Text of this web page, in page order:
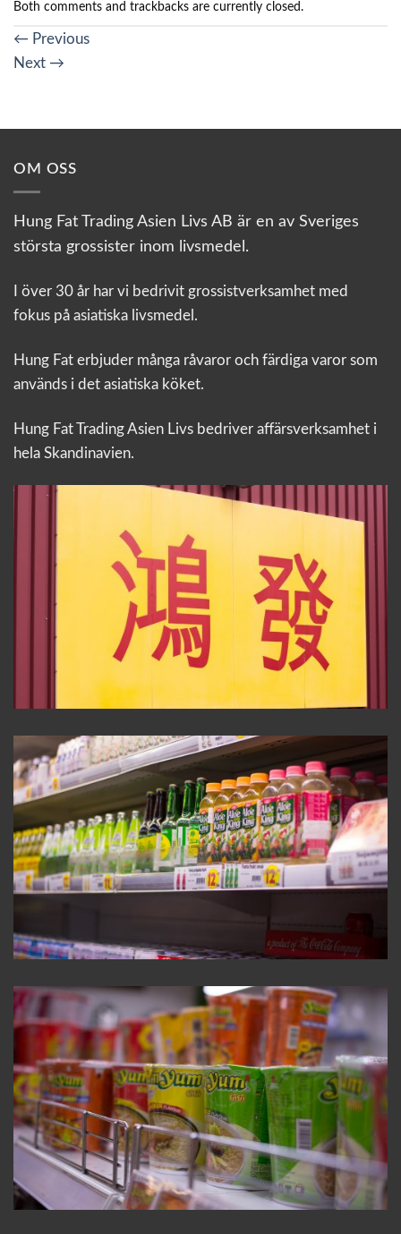
Both comments and trackbacks are currently closed.
← Previous
Next →
OM OSS
Hung Fat Trading Asien Livs AB är en av Sveriges
största grossister inom livsmedel.
I över 30 år har vi bedrivit grossistverksamhet med
fokus på asiatiska livsmedel.
Hung Fat erbjuder många råvaror och färdiga varor som
används i det asiatiska köket.
Hung Fat Trading Asien Livs bedriver affärsverksamhet i
hela Skandinavien.